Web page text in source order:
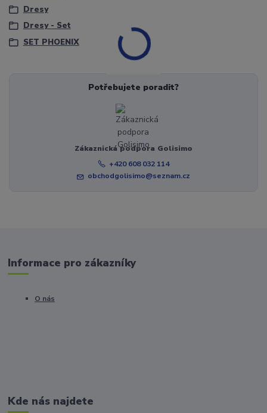
Dresy
Dresy - Set
SET PHOENIX
Potřebujete poradit?
Zákaznická podpora Golisimo
+420 608 032 114
obchodgolisimo@seznam.cz
Informace pro zákazníky
O nás
Kde nás najdete